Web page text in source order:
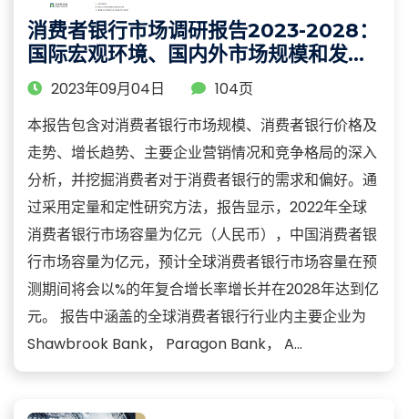
消费者银行市场调研报告2023-2028：
国际宏观环境、国内外市场规模和发展
趋势2023年09月04日
104页
本报告包含对消费者银行市场规模、消费者银行价格及
走势、增长趋势、主要企业营销情况和竞争格局的深入
分析，并挖掘消费者对于消费者银行的需求和偏好。通
过采用定量和定性研究方法，报告显示，2022年全球
消费者银行市场容量为亿元（人民币），中国消费者银
行市场容量为亿元，预计全球消费者银行市场容量在预
测期间将会以%的年复合增长率增长并在2028年达到亿
元。 报告中涵盖的全球消费者银行行业内主要企业为
Shawbrook Bank， Paragon Bank， A...